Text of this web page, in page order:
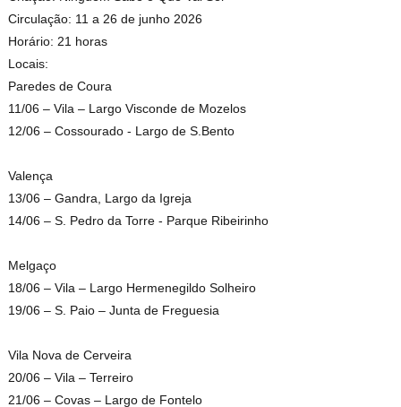
Circulação: 11 a 26 de junho 2026
Horário: 21 horas
Locais:
Paredes de Coura
11/06 – Vila – Largo Visconde de Mozelos
12/06 – Cossourado - Largo de S.Bento
Valença
13/06 – Gandra, Largo da Igreja
14/06 – S. Pedro da Torre - Parque Ribeirinho
Melgaço
18/06 – Vila – Largo Hermenegildo Solheiro
19/06 – S. Paio – Junta de Freguesia
Vila Nova de Cerveira
20/06 – Vila – Terreiro
21/06 – Covas – Largo de Fontelo